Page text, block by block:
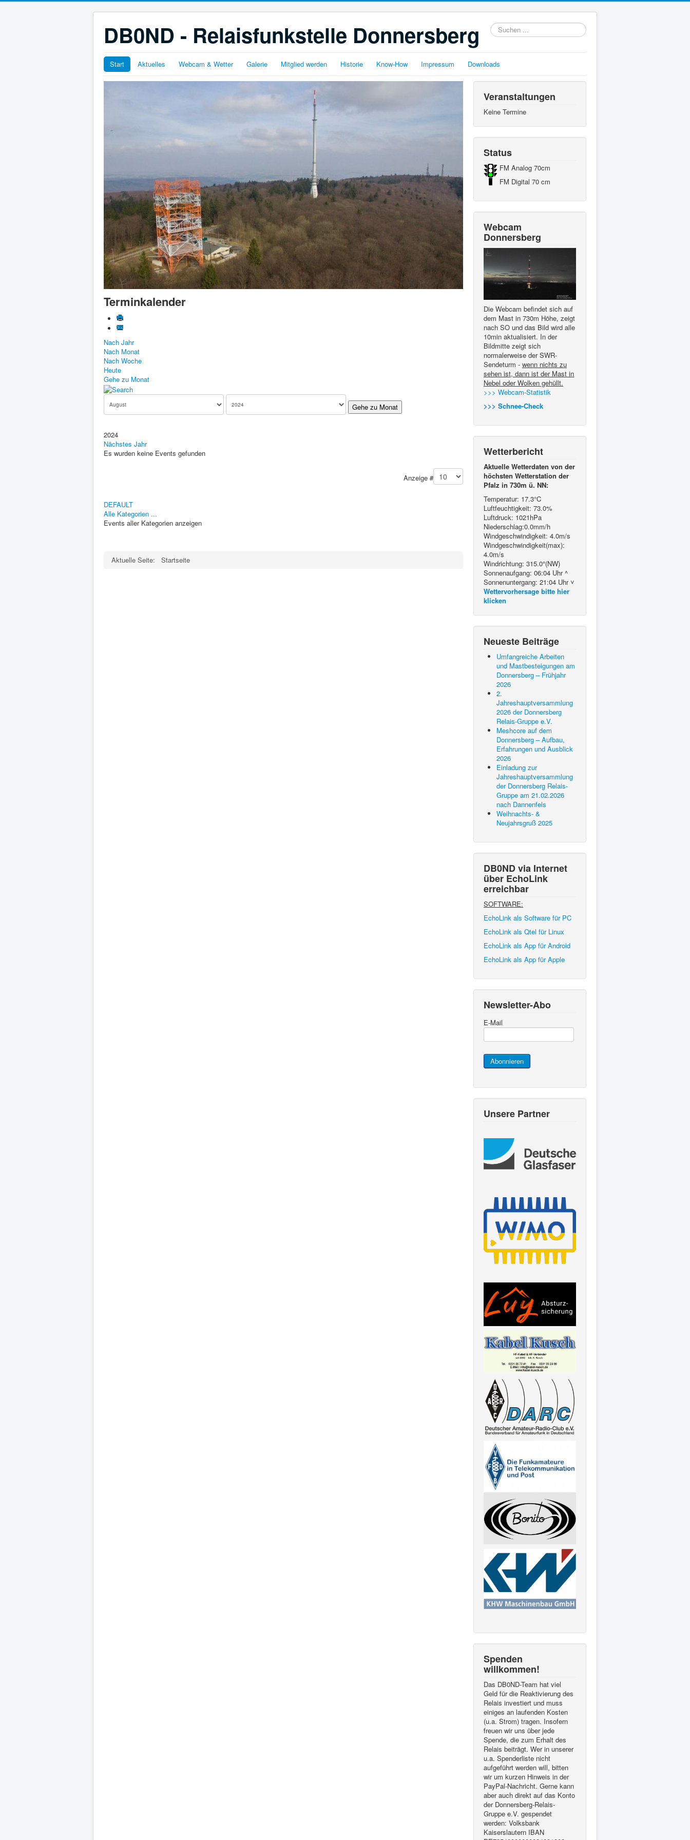
DB0ND - Relaisfunkstelle Donnersberg
Suchen
...
Start Aktuelles Webcam & Wetter Galerie Mitglied werden Historie Know-How Impressum Downloads
Terminkalender
Nach Jahr
Nach Monat
Nach Woche
Heute
Gehe zu Monat
Gehe zu Monat
2024
Nächstes Jahr
Es wurden keine Events gefunden
Anzeige #
DEFAULT
Alle Kategorien ...
Events aller Kategorien anzeigen
Aktuelle Seite: Startseite
Veranstaltungen
Keine Termine
Status
FM Analog 70cm
FM Digital 70 cm
Webcam
Donnersberg
Die Webcam befindet sich auf
dem Mast in 730m Höhe, zeigt
nach SO und das Bild wird alle
10min aktualisiert. In der
Bildmitte zeigt sich
normalerweise der SWR-
Sendeturm - wenn nichts zu
sehen ist, dann ist der Mast in
Nebel oder Wolken gehüllt.
>>> Webcam-Statistik
>>> Schnee-Check
Wetterbericht
Aktuelle Wetterdaten von der
höchsten Wetterstation der
Pfalz in 730m ü. NN:
Temperatur: 17.3°C
Luftfeuchtigkeit: 73.0%
Luftdruck: 1021hPa
Niederschlag:0.0mm/h
Windgeschwindigkeit: 4.0m/s
Windgeschwindigkeit(max):
4.0m/s
Windrichtung: 315.0°(NW)
Sonnenaufgang: 06:04 Uhr ^
Sonnenuntergang: 21:04 Uhr ˅
Wettervorhersage bitte hier
klicken
Neueste Beiträge
Umfangreiche Arbeiten
und Mastbesteigungen am
Donnersberg – Frühjahr
2026
2.
Jahreshauptversammlung
2026 der Donnersberg
Relais-Gruppe e.V.
Meshcore auf dem
Donnersberg – Aufbau,
Erfahrungen und Ausblick
2026
Einladung zur
Jahreshauptversammlung
der Donnersberg Relais-
Gruppe am 21.02.2026
nach Dannenfels
Weihnachts- &
Neujahrsgruß 2025
DB0ND via Internet
über EchoLink
erreichbar
SOFTWARE:
EchoLink als Software für PC
EchoLink als Qtel für Linux
EchoLink als App für Android
EchoLink als App für Apple
Newsletter-Abo
E-Mail
Abonnieren
Unsere Partner
Spenden
willkommen!
Das DB0ND-Team hat viel
Geld für die Reaktivierung des
Relais investiert und muss
einiges an laufenden Kosten
(u.a. Strom) tragen. Insofern
freuen wir uns über jede
Spende, die zum Erhalt des
Relais beiträgt. Wer in unserer
u.a. Spenderliste nicht
aufgeführt werden will, bitten
wir um kurzen Hinweis in der
PayPal-Nachricht. Gerne kann
aber auch direkt auf das Konto
der Donnersberg-Relais-
Gruppe e.V. gespendet
werden: Volksbank
Kaiserslautern IBAN